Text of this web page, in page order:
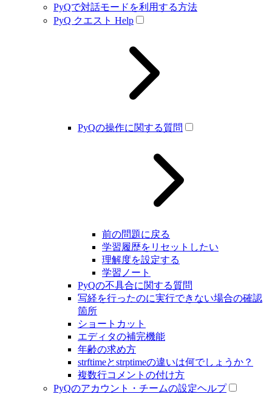
PyQで対話モードを利用する方法
PyQ クエスト Help
PyQの操作に関する質問
前の問題に戻る
学習履歴をリセットしたい
理解度を設定する
学習ノート
PyQの不具合に関する質問
写経を行ったのに実行できない場合の確認
箇所
ショートカット
エディタの補完機能
年齢の求め方
strftimeとstrptimeの違いは何でしょうか？
複数行コメントの付け方
PyQのアカウント・チームの設定ヘルプ